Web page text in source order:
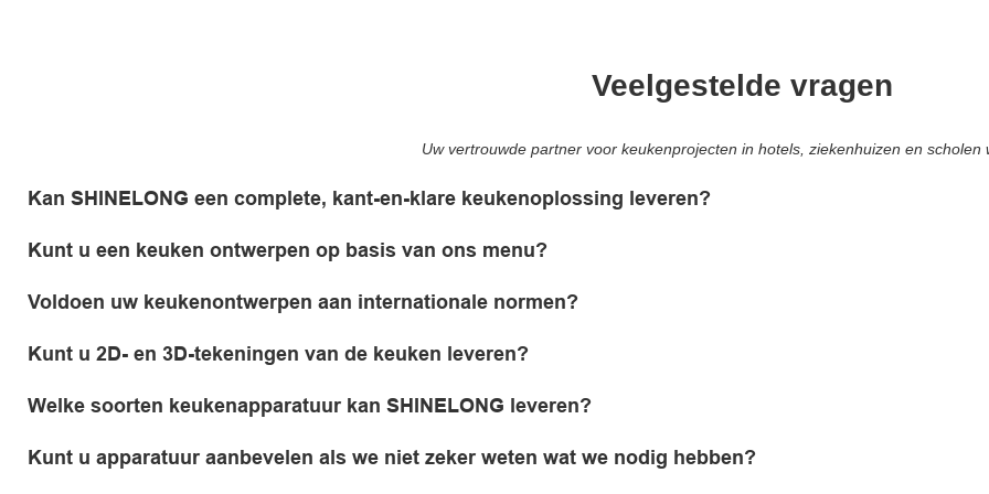
Veelgestelde vragen
Uw vertrouwde partner voor keukenprojecten in hotels, ziekenhuizen en scholen
Kan SHINELONG een complete, kant-en-klare keukenoplossing leveren?
Kunt u een keuken ontwerpen op basis van ons menu?
Voldoen uw keukenontwerpen aan internationale normen?
Kunt u 2D- en 3D-tekeningen van de keuken leveren?
Welke soorten keukenapparatuur kan SHINELONG leveren?
Kunt u apparatuur aanbevelen als we niet zeker weten wat we nodig hebben?